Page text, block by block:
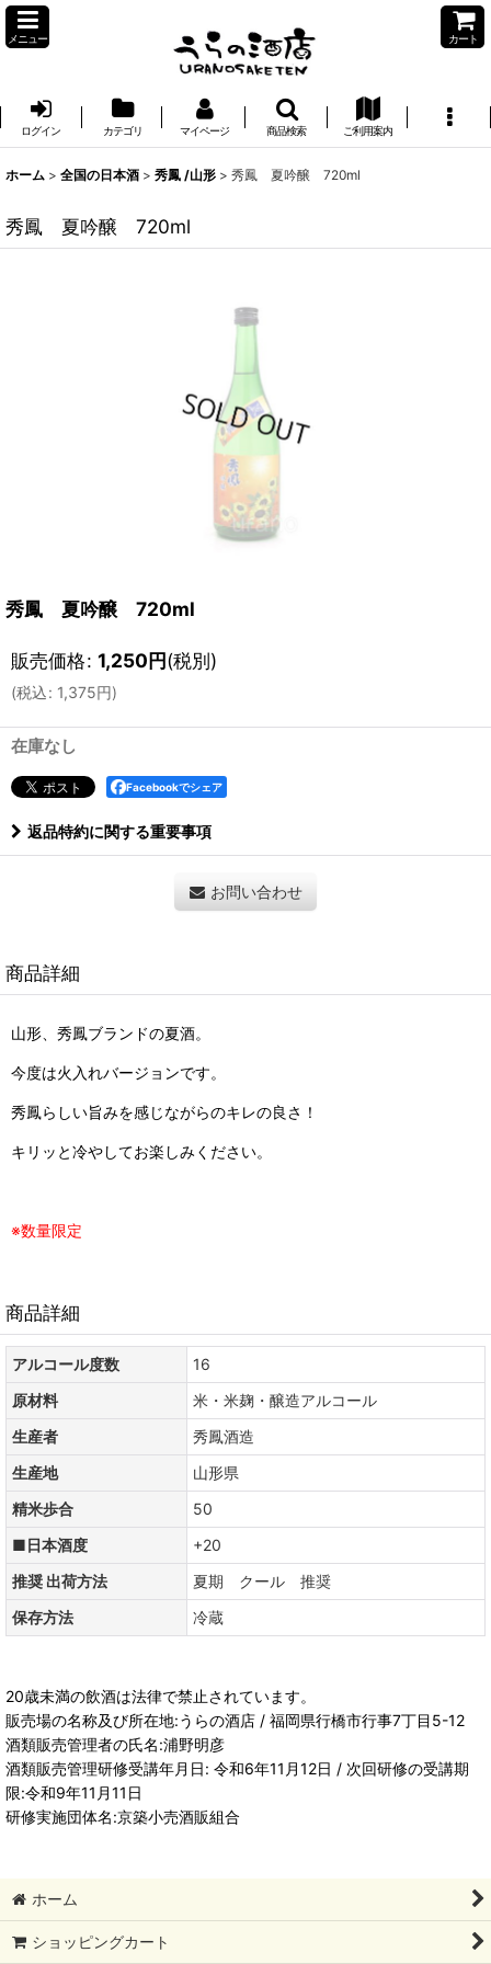
メニュー カート
ログイン カテゴリ マイページ 商品検索 ご利用案内
ホーム > 全国の日本酒 > 秀鳳 /山形 > 秀鳳 夏吟醸 720ml
秀鳳 夏吟醸 720ml
秀鳳 夏吟醸 720ml
販売価格: 1,250円(税別)
(税込: 1,375円)
在庫なし
Facebookでシェア
返品特約に関する重要事項
お問い合わせ
商品詳細
山形、秀鳳ブランドの夏酒。
今度は火入れバージョンです。
秀鳳らしい旨みを感じながらのキレの良さ！
キリッと冷やしてお楽しみください。
※数量限定
商品詳細
アルコール度数
16
原材料
米・米麹・醸造アルコール
生産者
秀鳳酒造
生産地
山形県
精米歩合
50
■日本酒度
+20
推奨 出荷方法
夏期 クール 推奨
保存方法
冷蔵
20歳未満の飲酒は法律で禁止されています。
販売場の名称及び所在地:うらの酒店 / 福岡県行橋市行事7丁目5-12
酒類販売管理者の氏名:浦野明彦
酒類販売管理研修受講年月日: 令和6年11月12日 / 次回研修の受講期
限:令和9年11月11日
研修実施団体名:京築小売酒販組合
ホーム
ショッピングカート